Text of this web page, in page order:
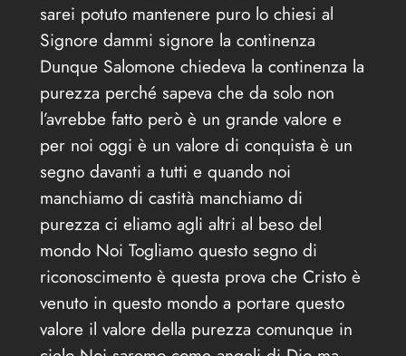
sarei potuto mantenere puro lo chiesi al
Signore dammi signore la continenza
Dunque Salomone chiedeva la continenza la
purezza perché sapeva che da solo non
l’avrebbe fatto però è un grande valore e
per noi oggi è un valore di conquista è un
segno davanti a tutti e quando noi
manchiamo di castità manchiamo di
purezza ci eliamo agli altri al beso del
mondo Noi Togliamo questo segno di
riconoscimento è questa prova che Cristo è
venuto in questo mondo a portare questo
valore il valore della purezza comunque in